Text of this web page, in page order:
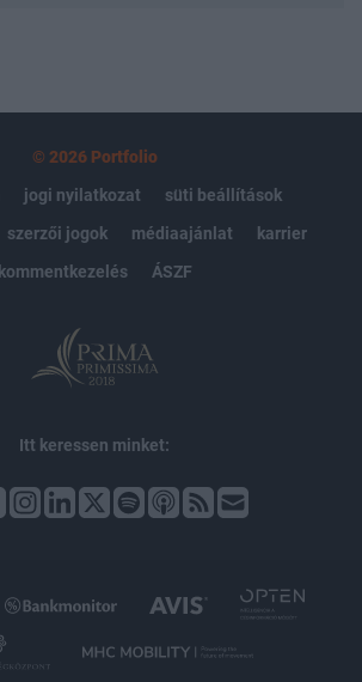
© 2026 Portfolio
jogi nyilatkozat
süti beállítások
szerzői jogok médiaajánlat
karrier
kommentkezelés
ÁSZF
Itt keressen minket: